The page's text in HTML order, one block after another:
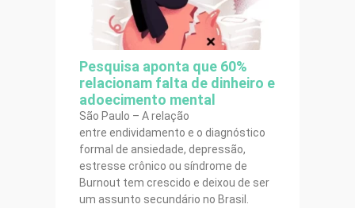
Pesquisa aponta que 60%
relacionam falta de dinheiro e
adoecimento mental
São Paulo – A relação
entre endividamento e o diagnóstico
formal de ansiedade, depressão,
estresse crônico ou síndrome de
Burnout tem crescido e deixou de ser
um assunto secundário no Brasil.